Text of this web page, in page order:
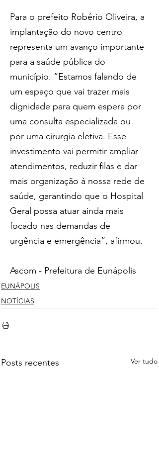
Para o prefeito Robério Oliveira, a
implantação do novo centro
representa um avanço importante
para a saúde pública do
município. “Estamos falando de
um espaço que vai trazer mais
dignidade para quem espera por
uma consulta especializada ou
por uma cirurgia eletiva. Esse
investimento vai permitir ampliar
atendimentos, reduzir filas e dar
mais organização à nossa rede de
saúde, garantindo que o Hospital
Geral possa atuar ainda mais
focado nas demandas de
urgência e emergência”, afirmou.
Ascom - Prefeitura de Eunápolis
EUNÁPOLIS
NOTÍCIAS
Posts recentes Ver tudo